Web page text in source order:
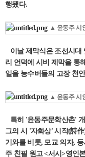
행됐다.
▲ 윤동주 시
이날 제막식은 조선시대
리 언덕에 시비 제막을 통
일을 능수버들의 고장 천
▲ 윤동주 시
특히 '윤동주문학산촌'
그의 시 '자화상' 시작(詩
기와를 비롯, 모교 의자,
주 친필 원고 <서시>영인